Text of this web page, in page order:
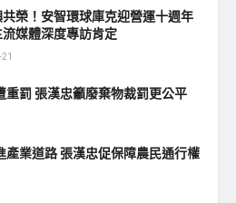
榮！安智環球庫克迎營運十週年
媒體深度專訪肯定
重罰 張漢忠籲廢棄物裁罰更公平
產業道路 張漢忠促保障農民通行權